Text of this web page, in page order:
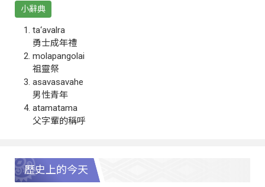
小辭典
ta‘avalra
勇士成年禮
molapangolai
祖靈祭
asavasavahe
男性青年
atamatama
父字輩的稱呼
歷史上的今天